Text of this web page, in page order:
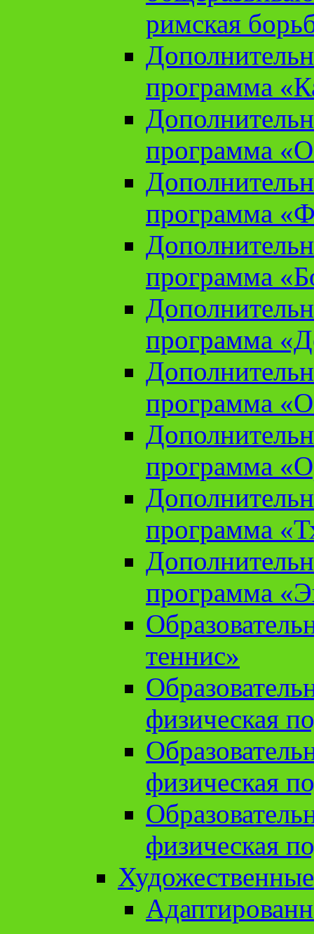
римская
программа
программа
программа
программа
программа
программа
программа
программа
программа
теннис»
физическая
физическая
физическая
Художественные